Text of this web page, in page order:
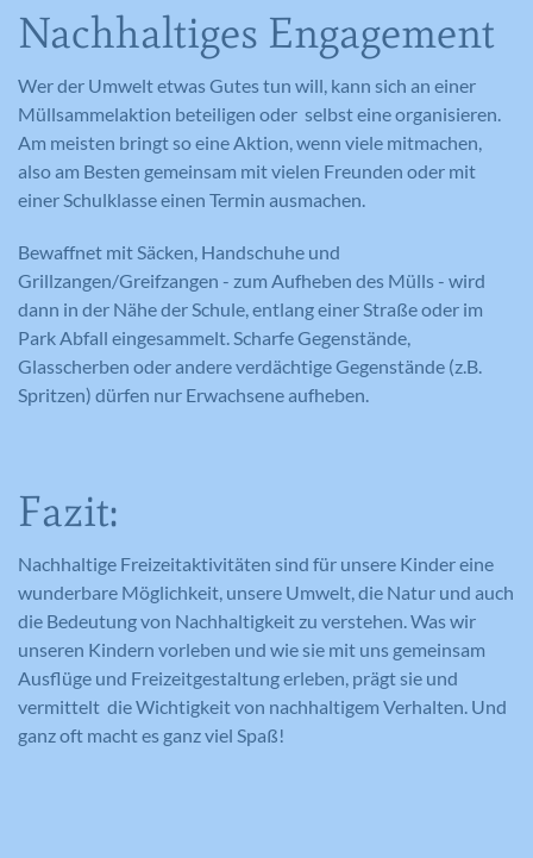
Nachhaltiges Engagement
Wer der Umwelt etwas Gutes tun will, kann sich an einer
Müllsammelaktion beteiligen oder selbst eine organisieren.
Am meisten bringt so eine Aktion, wenn viele mitmachen,
also am Besten gemeinsam mit vielen Freunden oder mit
einer Schulklasse einen Termin ausmachen.
Bewaffnet mit Säcken, Handschuhe und
Grillzangen/Greifzangen - zum Aufheben des Mülls - wird
dann in der Nähe der Schule, entlang einer Straße oder im
Park Abfall eingesammelt. Scharfe Gegenstände,
Glasscherben oder andere verdächtige Gegenstände (z.B.
Spritzen) dürfen nur Erwachsene aufheben.
Fazit:
Nachhaltige Freizeitaktivitäten sind für unsere Kinder eine
wunderbare Möglichkeit, unsere Umwelt, die Natur und auch
die Bedeutung von Nachhaltigkeit zu verstehen. Was wir
unseren Kindern vorleben und wie sie mit uns gemeinsam
Ausflüge und Freizeitgestaltung erleben, prägt sie und
vermittelt die Wichtigkeit von nachhaltigem Verhalten. Und
ganz oft macht es ganz viel Spaß!
Laufzeit 390 Tage
Zweck
Verwendet von Google DoubleClick, um
die Handlungen des Benutzers auf der
Webseite nach der Anzeige oder dem
Klicken auf eine der Anzeigen des
Anbieters zu registrieren und zu
der Wirksamkeit einer Werbung und
der Anzeige zielgerichteter Werbung
für den Benutzer.
Name CONSENT
Laufzeit
Zweck
Registriert anonyme statistische Daten
zum Abspielverhalten von Videos.